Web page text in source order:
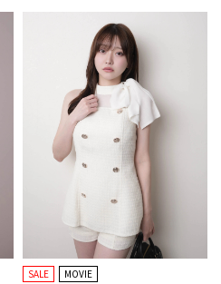
SALE MOVIE